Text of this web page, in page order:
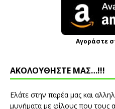
Αγοράστε
ΑΚΟΛΟΥΘΗΣΤΕ ΜΑΣ…!!!
Ελάτε στην παρέα μας και
μυνήματα με φίλους που τους